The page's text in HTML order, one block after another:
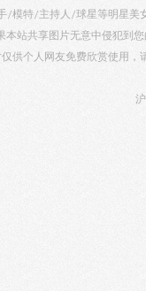
/模特/主持人/球星等明星美
本站共享图片无意中侵犯到
仅供个人网友免费欣赏使用